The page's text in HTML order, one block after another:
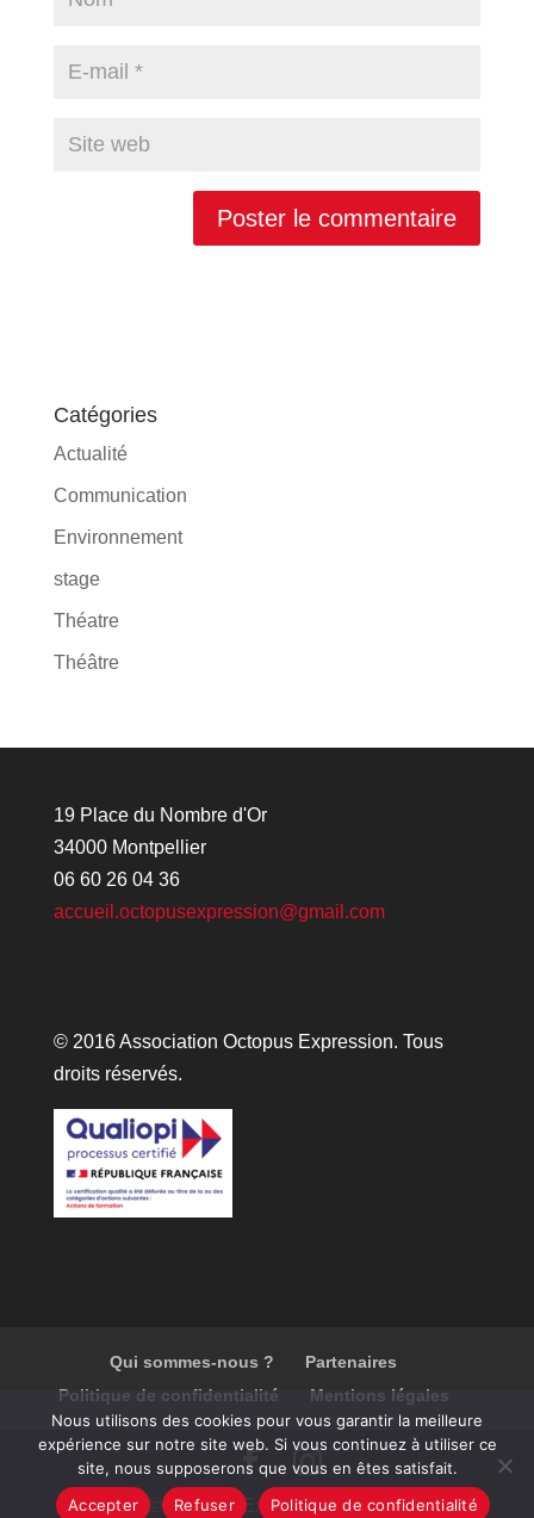
Catégories
Actualité
Communication
Environnement
stage
Théatre
Théâtre
19 Place du Nombre d'Or
34000 Montpellier
06 60 26 04 36
accueil.octopusexpression@gmail.com
© 2016 Association Octopus Expression. Tous
droits réservés.
Qui sommes-nous ?
Partenaires
Politique de confidentialité
Mentions légales
© Octopus Expression 2023
Nous utilisons des cookies pour vous garantir la meilleure
expérience sur notre site web. Si vous continuez à utiliser ce
site, nous supposerons que vous en êtes satisfait.
Accepter
Refuser Politique de confidentialité